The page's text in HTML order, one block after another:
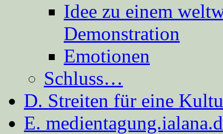
Idee zu einem
Demonstration
Emotionen
Schluss…
D. Streiten für eine
E.